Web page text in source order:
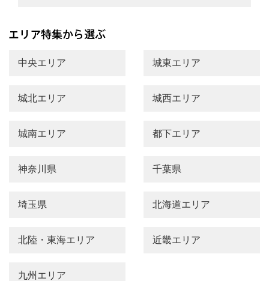
中央エリア 城東エリア
城北エリア 城西エリア
城南エリア 都下エリア
神奈川県 千葉県
埼玉県 北海道エリア
北陸・東海エリア 近畿エリア
九州エリア